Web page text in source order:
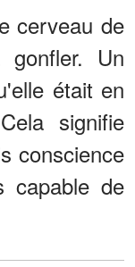
cerveau de
Un
était en
signifie
conscience
capable de